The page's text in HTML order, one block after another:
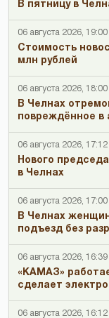
В пятницу в
06 августа 2026, 19:00
Стоимость
млн рублей
06 августа 2026, 18:00
В Челнах
повреждённое в
06 августа 2026, 17:12
Нового
в Челнах
06 августа 2026, 17:00
В Челнах
подъезд без
06 августа 2026, 16:39
«КАМАЗ»
сделает
06 августа 2026, 16:12